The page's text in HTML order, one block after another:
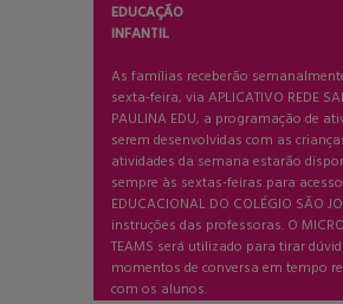
EDUCAÇÃO
INFANTIL
As famílias receberão
sexta-feira, via APLICATIVO REDE
PAULINA EDU, a programação de
serem desenvolvidas com as
atividades da semana estarão
sempre às sextas-feiras para
EDUCACIONAL DO COLÉGIO SÃO
instruções das professoras. O
TEAMS será utilizado para tirar
momentos de conversa em tempo
com os alunos.